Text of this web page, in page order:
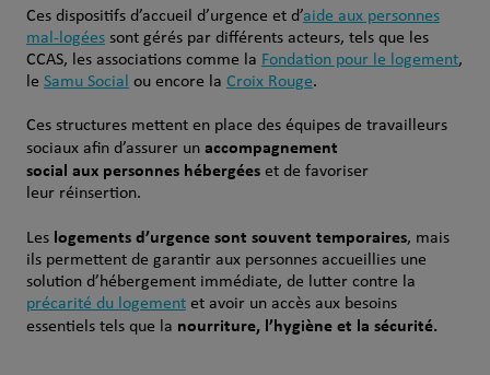
Ces dispositifs d’accueil d’urgence et d’aide aux personnes
mal-logéessont gérés par différents acteurs, tels que les
CCAS, les associations comme la Fondation pour le logement,
le Samu Social ou encore la Croix Rouge.
Ces structures mettent en place des équipes de travailleurs
sociaux afin d’assurer un accompagnement
social aux personnes hébergéeset de favoriser
leur réinsertion.
Les logements d’urgence sont souvent temporaires, mais
ils permettent de garantir aux personnes accueillies une
solution d’hébergement immédiate, de lutter contre la
précarité du logementet avoir un accès aux besoins
essentiels tels que la nourriture, l’hygiène et la sécurité.